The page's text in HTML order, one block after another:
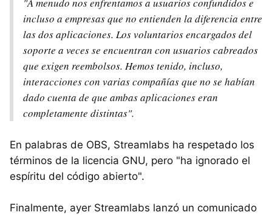
"A menudo nos enfrentamos a usuarios confundidos e
incluso a empresas que no entienden la diferencia entre
las dos aplicaciones. Los voluntarios encargados del
soporte a veces se encuentran con usuarios cabreados
que exigen reembolsos. Hemos tenido, incluso,
interacciones con varias compañías que no se habían
dado cuenta de que ambas aplicaciones eran
completamente distintas".
En palabras de OBS, Streamlabs ha respetado los
términos de la licencia GNU, pero "ha ignorado el
espíritu del código abierto".
Finalmente, ayer Streamlabs lanzó un comunicado